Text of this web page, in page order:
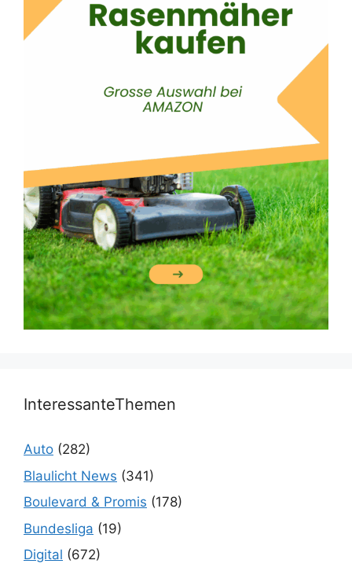
InteressanteThemen
Auto (282)
Blaulicht News (341)
Boulevard & Promis (178)
Bundesliga (19)
Digital (672)